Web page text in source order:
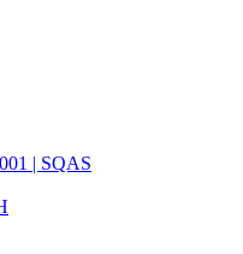
| SQAS